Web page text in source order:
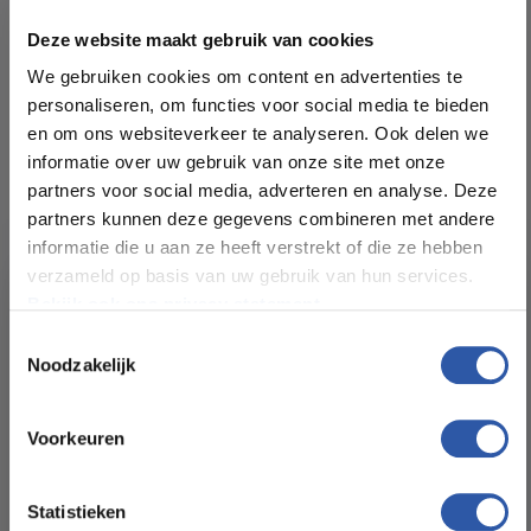
Deze website maakt gebruik van cookies
We gebruiken cookies om content en advertenties te
personaliseren, om functies voor social media te bieden
en om ons websiteverkeer te analyseren. Ook delen we
informatie over uw gebruik van onze site met onze
partners voor social media, adverteren en analyse. Deze
partners kunnen deze gegevens combineren met andere
informatie die u aan ze heeft verstrekt of die ze hebben
verzameld op basis van uw gebruik van hun services.
Noodzakelijk
Voorkeuren
Statistieken
Specificaties
Kleur: Hout
Plankdikte (mm): 2.048 m²
7 planken
2 tot 3 werkdagen
25 jaar
betaalbare prijzen. Profiteer van een zorgeloze installatie